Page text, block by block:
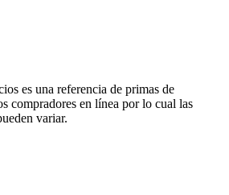
es una referencia de primas de
compradores en línea por lo cual las
variar.